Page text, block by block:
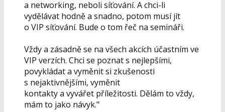
a networking, neboli síťování. A chci-li
vydělávat hodně a snadno, potom musí jít
o VIP síťování. Bude o tom řeč na semináři.
Vždy a zásadně se na všech akcích účastním ve
VIP verzích. Chci se poznat s nejlepšími,
povykládat a vyměnit si zkušenosti
s nejaktivnějšími, vyměnit
kontakty a vyvářet příležitosti. Dělám to vždy,
mám to jako návyk."